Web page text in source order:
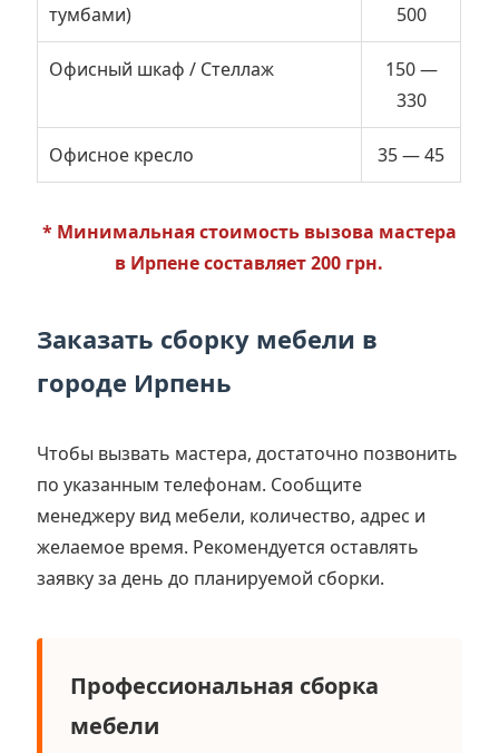
тумбами)
500
Офисный шкаф / Стеллаж
150 —
330
Офисное кресло 35 — 45
* Минимальная стоимость вызова мастера
в Ирпене составляет 200 грн.
Заказать сборку мебели в
городе Ирпень
Чтобы вызвать мастера, достаточно позвонить
по указанным телефонам. Сообщите
менеджеру вид мебели, количество, адрес и
желаемое время. Рекомендуется оставлять
заявку за день до планируемой сборки.
Профессиональная сборка
мебели